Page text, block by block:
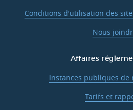
Conditions d'utilisation des
Nous
Affaires
Instances publiques
Tarifs et